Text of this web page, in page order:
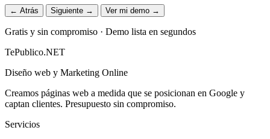
← Atrás Siguiente → Ver mi demo →
Gratis y sin compromiso · Demo lista en segundos
TePublico.NET
Diseño web y Marketing Online
Creamos páginas web a medida que se posicionan en Google y
captan clientes. Presupuesto sin compromiso.
Servicios